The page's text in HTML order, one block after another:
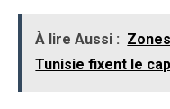
À lire Aussi :
Tunisie fixent le